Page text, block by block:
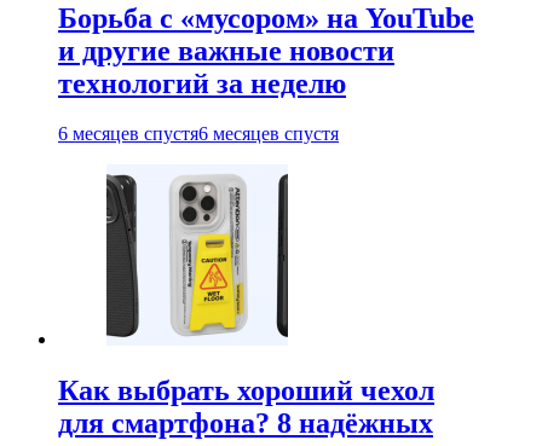
Борьба с «мусором» на YouTube
и другие важные новости
технологий за неделю
6 месяцев спустя6 месяцев спустя
Как выбрать хороший чехол
для смартфона? 8 надёжных